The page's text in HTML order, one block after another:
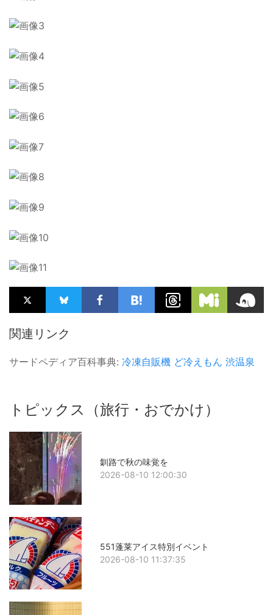
関連リンク
サードペディア百科事典: 冷凍自販機 ど冷えもん 渋温泉
トピックス（旅行・おでかけ）
釧路で秋の味覚を
2026-08-10 12:00:30
551蓬莱アイス特別イベント
2026-08-10 11:37:35